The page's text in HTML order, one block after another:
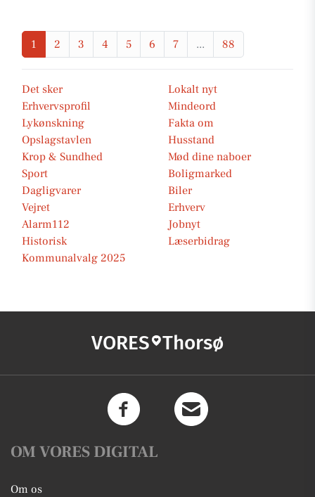
1 2 3 4 5 6 7 ... 88
Det sker
Lokalt nyt
Erhvervsprofil
Mindeord
Lykønskning
Fakta om
Opslagstavlen
Husstand
Krop & Sundhed
Mød dine naboer
Sport
Boligmarked
Dagligvarer
Biler
Vejret
Erhverv
Alarm112
Jobnyt
Historisk
Læserbidrag
Kommunalvalg 2025
VORES Thorsø
OM VORES DIGITAL
Om os